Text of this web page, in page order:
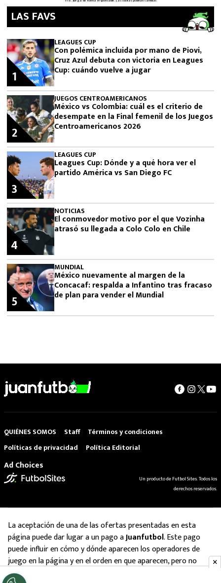
LAS FAVS
LEAGUES CUP
Con polémica incluida por mano de Piovi,
Cruz Azul debuta con victoria en Leagues
Cup: cuándo vuelve a jugar
1
JUEGOS CENTROAMERICANOS
México vs Colombia: cuál es el criterio de
desempate en la Final femenil de los Juegos
Centroamericanos 2026
2
LEAGUES CUP
Leagues Cup: Dónde y a qué hora ver el
partido América vs San Diego FC
3
NOTICIAS
El conmovedor motivo por el que Vozinha
atrasó su llegada a Colo Colo en Chile
4
MUNDIAL
México nuevamente al margen de la
Concacaf: respalda a Infantino tras fracaso
de plan para vender el Mundial
5
QUIÉNES SOMOS Staff
Términos y condiciones
Políticas de privacidad
Política Editorial
Ad Choices
Un producto de Futbol Sites. Todos los
derechos reservados.
La aceptación de una de las ofertas presentadas en esta
página puede dar lugar a un pago aJuanfutbol. Este pago
puede influir en cómo y dónde aparecen los operadores de
juego en la página y en el orden en que aparecen, pero no
influye en nuestras evaluaciones.